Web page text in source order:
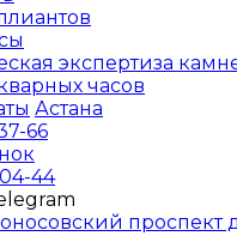
экспертиза
часов
Астана
66
44
проспект